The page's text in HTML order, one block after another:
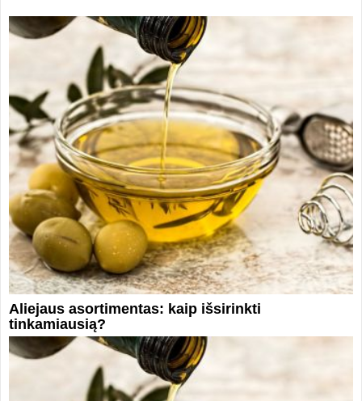
Aliejaus asortimentas: kaip išsirinkti
tinkamiausią?